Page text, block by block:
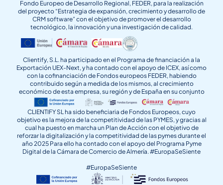
Fondo Europeo de Desarrollo Regional, FEDER, para la realización
del proyecto “Estrategia de expansión, crecimiento y desarrollo de
CRM software” con el objetivo de promover el desarrollo
tecnológico, la innovación y una investigación de calidad.
Clientify, S.L. ha participado en el Programa de financiación a la
Exportación UEX-Next, y ha contado con el apoyo de ICEX, así como
con la cofinanciación de Fondos europeos FEDER, habiendo
contribuido según a medida de los mismos, al crecimiento
económico de esta empresa, su región y de España en su conjunto
CLIENTIFY SL ha sido beneficiaria de Fondos Europeos, cuyo
objetivo es la mejora de la competitividad de las PYMES, y gracias al
cual ha puesto en marcha un Plan de Acción con el objetivo de
reforzar la digitalización y la competitividad de las pymes durante el
año 2025 Para ello ha contado con el apoyo del Programa Pyme
Digital de la Cámara de Comercio de Almería. #EuropaSeSiente
#EuropaSeSiente